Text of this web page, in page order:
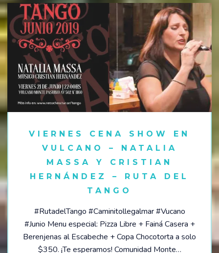
VIERNES CENA SHOW EN
VULCANO – NATALIA
MASSA Y CRISTIAN
HERNÁNDEZ – RUTA DEL
TANGO
#RutadelTango #Caminitollegalmar #Vucano
#Junio Menu especial: Pizza Libre + Fainá Casera +
Berenjenas al Escabeche + Copa Chocotorta a solo
$350. ¡Te esperamos! Comunidad Monte…